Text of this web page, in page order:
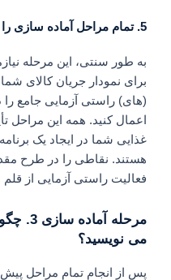
5. تمام مراحل آماده سازی را بررسی کنید
به طور سنتی، این مرحله
برای نمودار جریان کالای
(‌های) راستی‌ آزمایی جامع را
اعمال کنید. همه این مراحل
هستند. نقاطی را در طرح
فعالیت راستی‌ آزمایی از قلم
می نویسید؟
پس از انجام تمام مراحل پیش